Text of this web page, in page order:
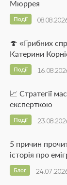
Мюррея
Події
🍄 «Грибних
Катерини
Події
📈 Стратегії
експерткою
Події
5 причин
історія про
Блог